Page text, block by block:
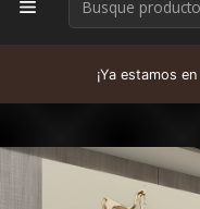
¡Ya estamos en